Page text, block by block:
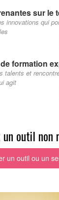
sur le
innovations qui
formation
talents et
agit
un outil
un outil ou un